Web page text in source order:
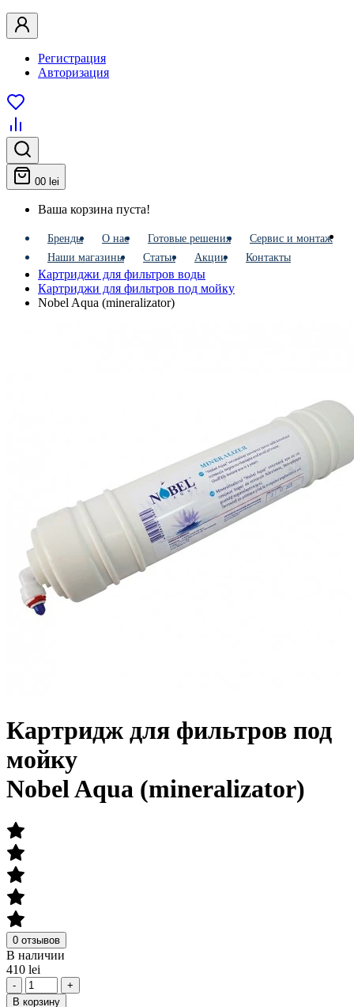
Регистрация
Авторизация
00 lei
Ваша корзина пуста!
Бренды О нас Готовые решения
Сервис и монтаж
Наши магазины
Статьи Акции Контакты
Картриджи для фильтров воды
Картриджи для фильтров под мойку
Nobel Aqua (mineralizator)
Картридж для фильтров под
мойку
Nobel Aqua (mineralizator)
0 отзывов
В наличии
410 lei
-
+
В корзину